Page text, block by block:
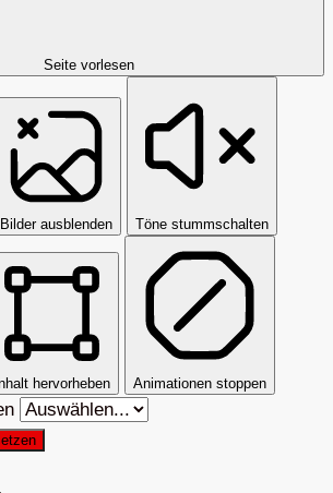
Seite vorlesen
Bilder ausblenden Töne stummschalten
hervorheben Animationen stoppen